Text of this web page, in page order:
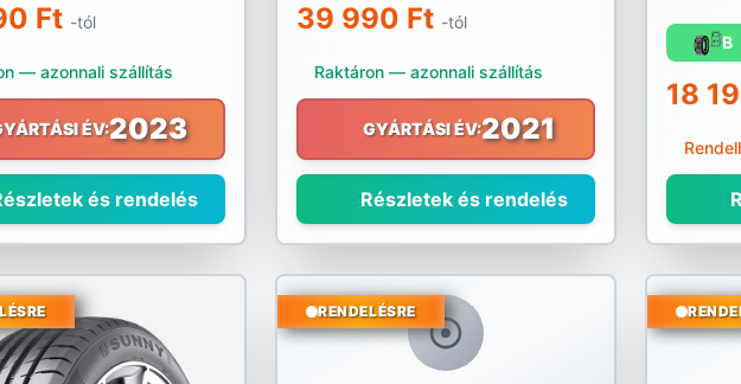
Ft -tól
— azonnali szállítás
ÉV:2023
és rendelés
39 990 Ft -tól
Raktáron — azonnali szállítás
GYÁRTÁSI ÉV:2021
Részletek és rendelés
B
18
RENDELÉSRE